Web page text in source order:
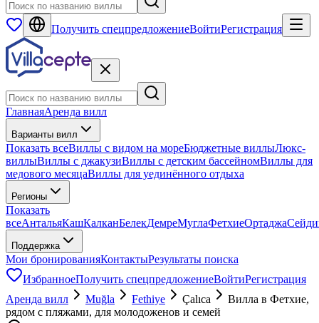
Получить спецпредложениеВойтиРегистрация
ГлавнаяАренда вилл
Варианты вилл
Показать всеВиллы с видом на мореБюджетные виллыЛюкс-
виллыВиллы с джакузиВиллы с детским бассейномВиллы для
медового месяцаВиллы для уединённого отдыха
Регионы
Показать
всеАнтальяКашКалканБелекДемреМуглаФетхиеОртаджа
Поддержка
Мои бронированияКонтактыРезультаты поиска
ИзбранноеПолучить спецпредложениеВойтиРегистрация
Аренда вилл
Muğla Fethiye Çalıca
Вилла в Фетхие,
рядом с пляжами, для молодоженов и семей